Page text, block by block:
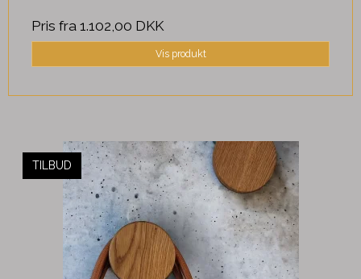
Pris fra 1.102,00 DKK
Vis produkt
TILBUD